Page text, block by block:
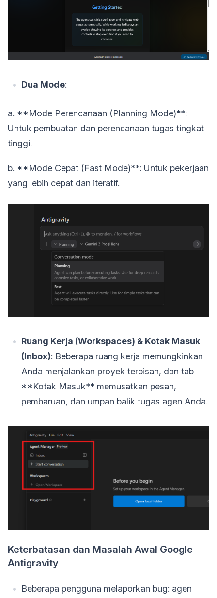
Dua Mode:
a. **Mode Perencanaan (Planning Mode)**:
Untuk pembuatan dan perencanaan tugas tingkat
tinggi.
b. **Mode Cepat (Fast Mode)**: Untuk pekerjaan
yang lebih cepat dan iteratif.
Ruang Kerja (Workspaces) & Kotak Masuk
(Inbox): Beberapa ruang kerja memungkinkan
Anda menjalankan proyek terpisah, dan tab
**Kotak Masuk** memusatkan pesan,
pembaruan, dan umpan balik tugas agen Anda.
Keterbatasan dan Masalah Awal Google
Antigravity
Beberapa pengguna melaporkan bug: agen